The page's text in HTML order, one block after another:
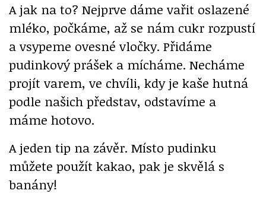
A jak na to? Nejprve dáme vařit oslazené
mléko, počkáme, až se nám cukr rozpustí
a vsypeme ovesné vločky. Přidáme
pudinkový prášek a mícháme. Necháme
projít varem, ve chvíli, kdy je kaše hutná
podle našich představ, odstavíme a
máme hotovo.
A jeden tip na závěr. Místo pudinku
můžete použít kakao, pak je skvělá s
banány!